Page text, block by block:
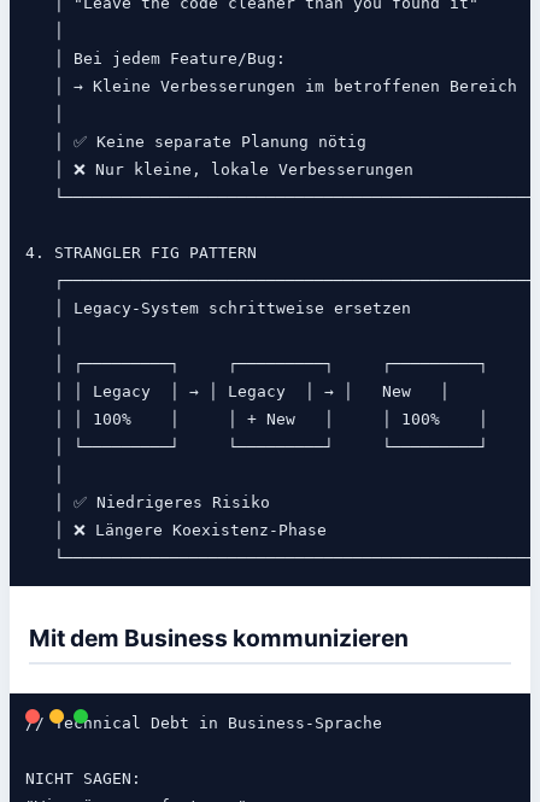
│ Bei jedem Feature/Bug:
│ → Kleine Verbesserungen im betroffenen Bereich
│ ✅ Keine separate Planung nötig
│ ❌ Nur kleine, lokale Verbesserungen
4. STRANGLER FIG PATTERN
│ Legacy-System schrittweise ersetzen
│ ┌─────────┐     ┌─────────┐     ┌─────────┐
   │ │ Legacy  │ → │ Legacy  │ → │   New   │        │
│ │ 100%    │     │ + New   │     │ 100%    │
│ └─────────┘     └─────────┘     └─────────┘
│ ✅ Niedrigeres Risiko
│ ❌ Längere Koexistenz-Phase
Mit dem Business kommunizieren
// Technical Debt in Business-Sprache
NICHT SAGEN: